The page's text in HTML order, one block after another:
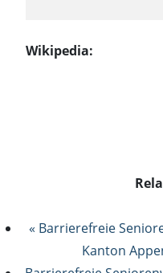
Wikipedia:
« Barrierefreie
Kanton